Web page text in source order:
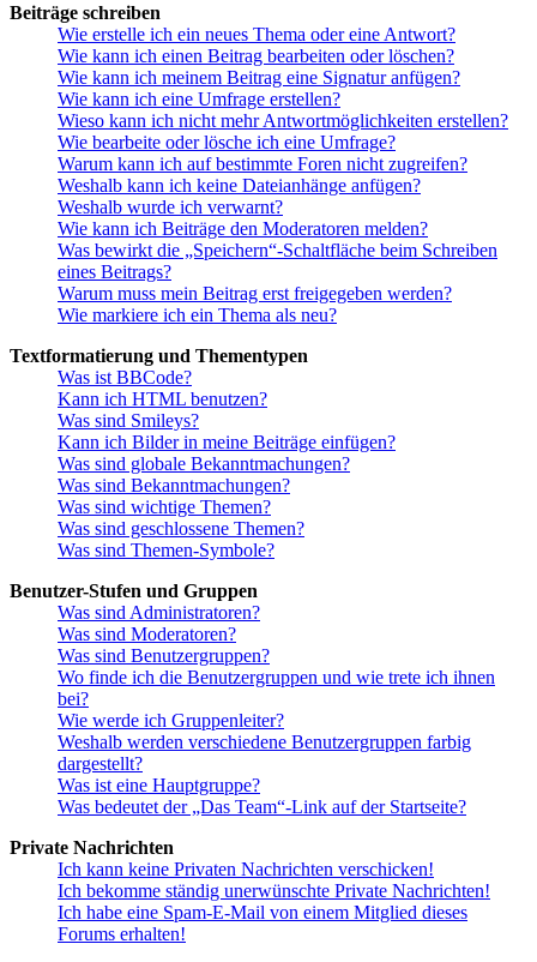
Beiträge schreiben
Wie erstelle ich ein neues Thema oder eine Antwort?
Wie kann ich einen Beitrag bearbeiten oder löschen?
Wie kann ich meinem Beitrag eine Signatur anfügen?
Wie kann ich eine Umfrage erstellen?
Wieso kann ich nicht mehr Antwortmöglichkeiten erstellen?
Wie bearbeite oder lösche ich eine Umfrage?
Warum kann ich auf bestimmte Foren nicht zugreifen?
Weshalb kann ich keine Dateianhänge anfügen?
Weshalb wurde ich verwarnt?
Wie kann ich Beiträge den Moderatoren melden?
Was bewirkt die „Speichern“-Schaltfläche beim Schreiben
eines Beitrags?
Warum muss mein Beitrag erst freigegeben werden?
Wie markiere ich ein Thema als neu?
Textformatierung und Thementypen
Was ist BBCode?
Kann ich HTML benutzen?
Was sind Smileys?
Kann ich Bilder in meine Beiträge einfügen?
Was sind globale Bekanntmachungen?
Was sind Bekanntmachungen?
Was sind wichtige Themen?
Was sind geschlossene Themen?
Was sind Themen-Symbole?
Benutzer-Stufen und Gruppen
Was sind Administratoren?
Was sind Moderatoren?
Was sind Benutzergruppen?
Wo finde ich die Benutzergruppen und wie trete ich ihnen
bei?
Wie werde ich Gruppenleiter?
Weshalb werden verschiedene Benutzergruppen farbig
dargestellt?
Was ist eine Hauptgruppe?
Was bedeutet der „Das Team“-Link auf der Startseite?
Private Nachrichten
Ich kann keine Privaten Nachrichten verschicken!
Ich bekomme ständig unerwünschte Private Nachrichten!
Ich habe eine Spam-E-Mail von einem Mitglied dieses
Forums erhalten!